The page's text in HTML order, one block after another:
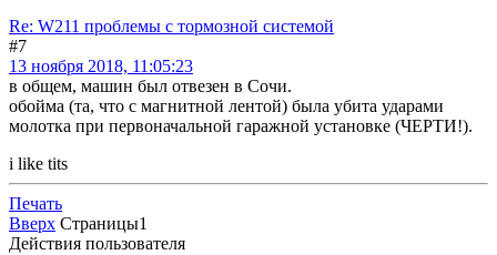
Re: W211 проблемы с тормозной системой
#7
13 ноября 2018, 11:05:23
в общем, машин был отвезен в Сочи.
обойма (та, что с магнитной лентой) была убита ударами
молотка при первоначальной гаражной установке (ЧЕРТИ!).
i like tits
Печать
Вверх Страницы1
Действия пользователя